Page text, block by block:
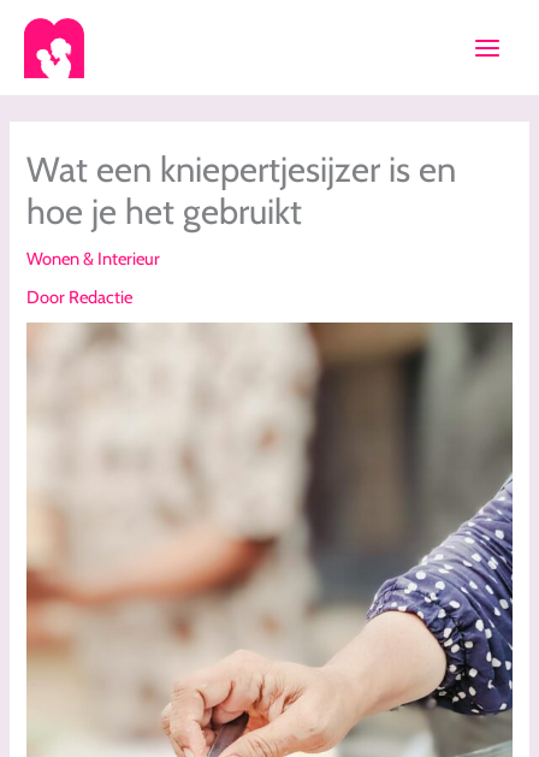
inhoud
Wat een kniepertjesijzer is en
hoe je het gebruikt
Wonen & Interieur
Door Redactie